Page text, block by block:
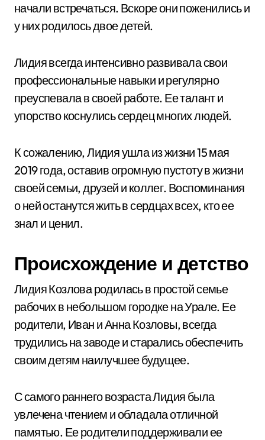
начали встречаться. Вскоре они поженились и
у них родилось двое детей.
Лидия всегда интенсивно развивала свои
профессиональные навыки и регулярно
преуспевала в своей работе. Ее талант и
упорство коснулись сердец многих людей.
К сожалению, Лидия ушла из жизни 15 мая
2019 года, оставив огромную пустоту в жизни
своей семьи, друзей и коллег. Воспоминания
о ней останутся жить в сердцах всех, кто ее
знал и ценил.
Происхождение и детство
Лидия Козлова родилась в простой семье
рабочих в небольшом городке на Урале. Ее
родители, Иван и Анна Козловы, всегда
трудились на заводе и старались обеспечить
своим детям наилучшее будущее.
С самого раннего возраста Лидия была
увлечена чтением и обладала отличной
памятью. Ее родители поддерживали ее